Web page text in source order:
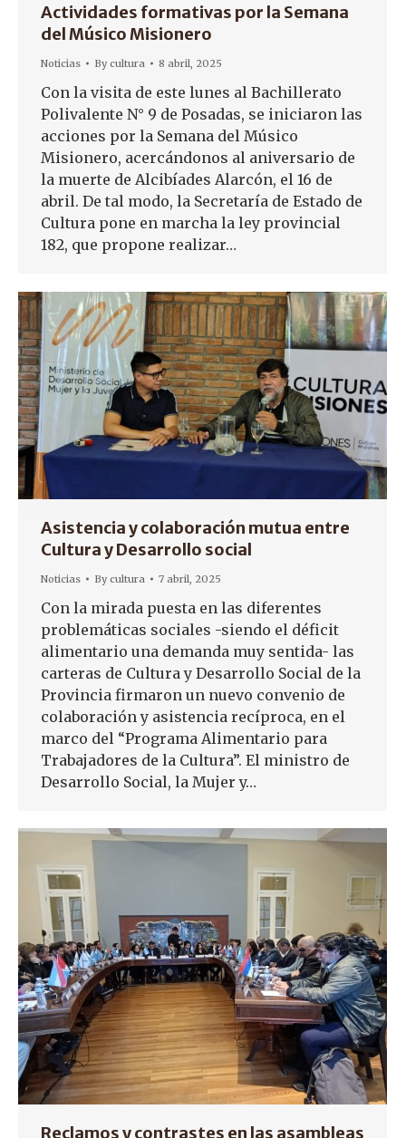
Actividades formativas por la Semana
del Músico Misionero
Noticias Bycultura 8 abril, 2025
Con la visita de este lunes al Bachillerato
Polivalente N° 9 de Posadas, se iniciaron las
acciones por la Semana del Músico
Misionero, acercándonos al aniversario de
la muerte de Alcibíades Alarcón, el 16 de
abril. De tal modo, la Secretaría de Estado de
Cultura pone en marcha la ley provincial
182, que propone realizar…
Asistencia y colaboración mutua entre
Cultura y Desarrollo social
Noticias Bycultura 7 abril, 2025
Con la mirada puesta en las diferentes
problemáticas sociales -siendo el déficit
alimentario una demanda muy sentida- las
carteras de Cultura y Desarrollo Social de la
Provincia firmaron un nuevo convenio de
colaboración y asistencia recíproca, en el
marco del “Programa Alimentario para
Trabajadores de la Cultura”. El ministro de
Desarrollo Social, la Mujer y…
Reclamos y contrastes en las asambleas